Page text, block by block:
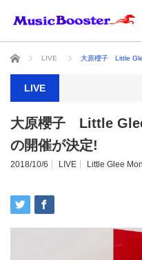
ホーム LIVE 大原櫻子 Little
LIVE
大原櫻子 Little
の開催が決定!
2018/10/6 LIVE Little Glee